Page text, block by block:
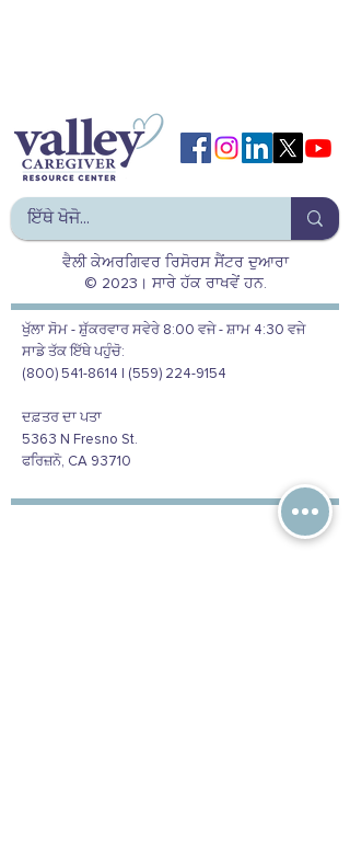
ਵੈਲੀ ਕੇਅਰਗਿਵਰ ਰਿਸੋਰਸ ਸੈਂਟਰ ਦੁਆਰਾ
© 2023। ਸਾਰੇ ਹੱਕ ਰਾਖਵੇਂ ਹਨ.
ਖੁੱਲਾ ਸੋਮ - ਸ਼ੁੱਕਰਵਾਰ ਸਵੇਰੇ 8:00 ਵਜੇ - ਸ਼ਾਮ 4:30 ਵਜੇ
ਸਾਡੇ ਤੱਕ ਇੱਥੇ ਪਹੁੰਚੋ:
(800) 541-8614 | (559) 224-9154
ਦਫ਼ਤਰ ਦਾ ਪਤਾ
5363 N Fresno St.
ਫਰਿਜ਼ਨੋ, CA 93710